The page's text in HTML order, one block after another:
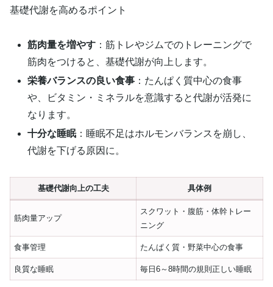
基礎代謝を高めるポイント
筋肉量を増やす ：筋トレやジムでのトレーニングで
筋肉をつけると、基礎代謝が向上します。
栄養バランスの良い食事 ：たんぱく質中心の食事
や、ビタミン・ミネラルを意識すると代謝が活発に
なります。
十分な睡眠：睡眠不足はホルモンバランスを崩し、
代謝を下げる原因に。
基礎代謝向上の工夫 具体例
筋肉量アップ
スクワット・腹筋・体幹トレー
ニング
食事管理 たんぱく質・野菜中心の食事
良質な睡眠 毎日6～8時間の規則正しい睡眠